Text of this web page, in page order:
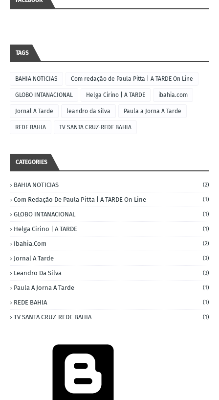
TAGS
BAHIA NOTICIAS Com redação de Paula Pitta | A TARDE On Line
GLOBO INTANACIONAL Helga Cirino | A TARDE ibahia.com
Jornal A Tarde leandro da silva Paula a Jorna A Tarde
REDE BAHIA TV SANTA CRUZ-REDE BAHIA
CATEGORIES
BAHIA NOTICIAS (2)
Com Redação De Paula Pitta | A TARDE On Line (1)
GLOBO INTANACIONAL (1)
Helga Cirino | A TARDE (1)
Ibahia.com (2)
Jornal A Tarde (3)
Leandro Da Silva (3)
Paula A Jorna A Tarde (1)
REDE BAHIA (1)
TV SANTA CRUZ-REDE BAHIA (1)